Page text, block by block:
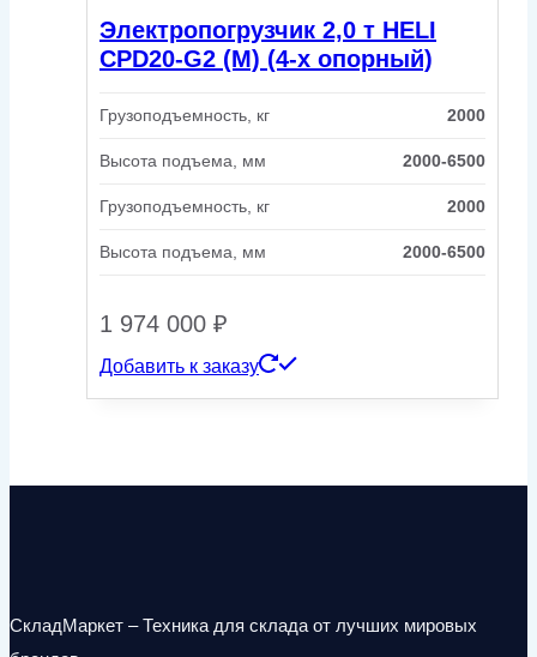
Электропогрузчик 2,0 т HELI
CPD20-G2 (M) (4-х опорный)
Грузоподъемность, кг 2000
Высота подъема, мм 2000-6500
Грузоподъемность, кг 2000
Высота подъема, мм 2000-6500
1 974 000 ₽
Добавить к заказу
СкладМаркет – Техника для склада от лучших мировых